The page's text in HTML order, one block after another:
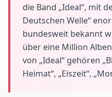
die Band „Ideal“, mit
Deutschen Welle“
bundesweit bekannt
über eine Million
von „Ideal“ gehören
Heimat“, „Eiszeit“,